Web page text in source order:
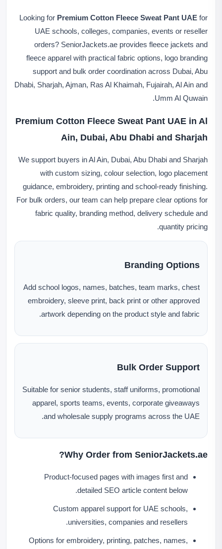
Looking for Premium Cotton Fleece Sweat Pant UAE for
UAE schools, colleges, companies, events or reseller
orders? SeniorJackets.ae provides fleece jackets and
fleece apparel with practical fabric options, logo branding
support and bulk order coordination across Dubai, Abu
Dhabi, Sharjah, Ajman, Ras Al Khaimah, Fujairah, Al Ain and
Umm Al Quwain.
Premium Cotton Fleece Sweat Pant UAE in Al
Ain, Dubai, Abu Dhabi and Sharjah
We support buyers in Al Ain, Dubai, Abu Dhabi and Sharjah
with custom sizing, colour selection, logo placement
guidance, embroidery, printing and school-ready finishing.
For bulk orders, our team can help prepare clear options for
fabric quality, branding method, delivery schedule and
quantity pricing.
Branding Options
Add school logos, names, batches, team marks, chest
embroidery, sleeve print, back print or other approved
artwork depending on the product style and fabric.
Bulk Order Support
Suitable for senior students, staff uniforms, promotional
apparel, sports teams, events, corporate giveaways
and wholesale supply programs across the UAE.
Why Order from SeniorJackets.ae?
Product-focused pages with images first and
detailed SEO article content below.
Custom apparel support for UAE schools,
universities, companies and resellers.
Options for embroidery, printing, patches, names,